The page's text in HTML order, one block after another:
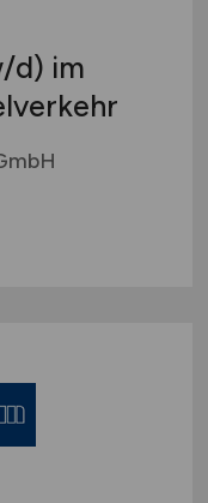
d) im